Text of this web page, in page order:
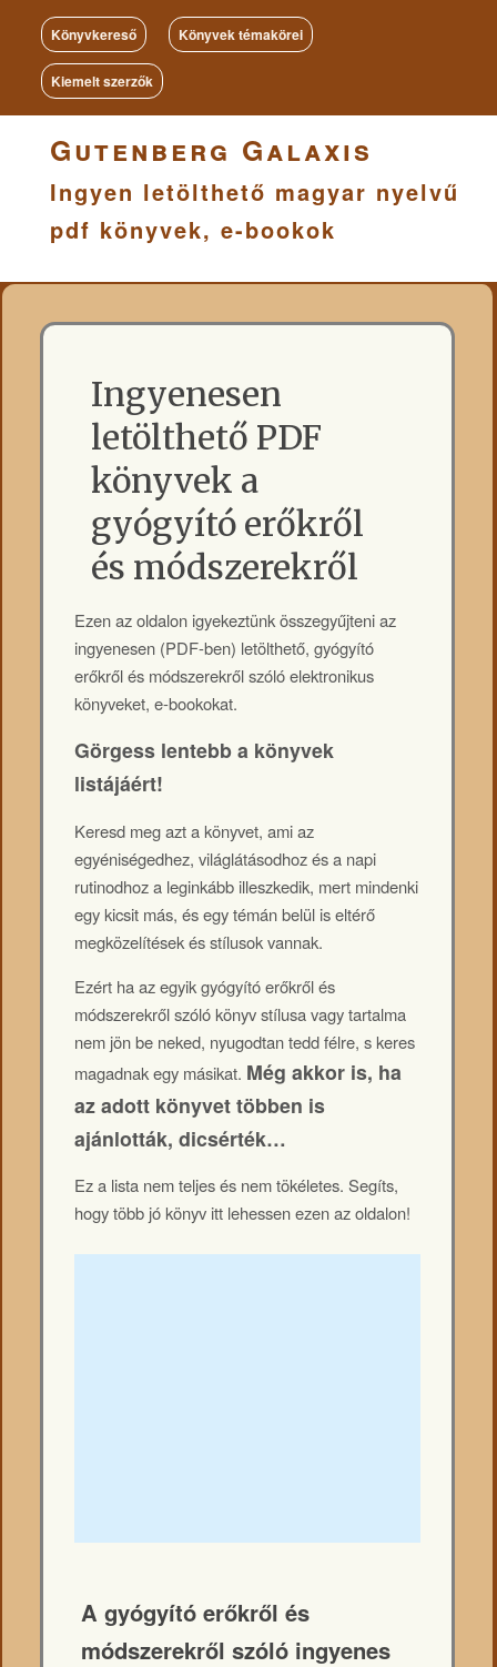
Könyvkereső Könyvek témakörei
Kiemelt szerzők
Gutenberg Galaxis
Ingyen letölthető magyar nyelvű
pdf könyvek, e-bookok
Ingyenesen
letölthető PDF
könyvek a
gyógyító erőkről
és módszerekről
Ezen az oldalon igyekeztünk összegyűjteni az
ingyenesen (PDF-ben) letölthető, gyógyító
erőkről és módszerekről szóló elektronikus
könyveket, e-bookokat.
Görgess lentebb a könyvek
listájáért!
Keresd meg azt a könyvet, ami az
egyéniségedhez, világlátásodhoz és a napi
rutinodhoz a leginkább illeszkedik, mert mindenki
egy kicsit más, és egy témán belül is eltérő
megközelítések és stílusok vannak.
Ezért ha az egyik gyógyító erőkről és
módszerekről szóló könyv stílusa vagy tartalma
nem jön be neked, nyugodtan tedd félre, s keres
magadnak egy másikat. Még akkor is, ha
az adott könyvet többen is
ajánlották, dicsérték…
Ez a lista nem teljes és nem tökéletes. Segíts,
hogy több jó könyv itt lehessen ezen az oldalon!
A gyógyító erőkről és
módszerekről szóló ingyenes